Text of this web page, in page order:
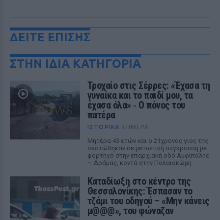
ΔΕΙΤΕ ΕΠΙΣΗΣ
ΣΤΗΝ ΙΔΙΑ ΚΑΤΗΓΟΡΙΑ
Τροχαίο στις Σέρρες: «Έχασα τη
γυναίκα και το παιδί μου, τα
έχασα όλα» ‑ Ο πόνος του
πατέρα
ΙΣΤΟΡΙΚΆ ΣΉΜΕΡΑ
Μητέρα 43 ετών και ο 21χρονος γιος της
σκοτώθηκαν σε μετωπική σύγκρουση με
φορτηγό στην επαρχιακή οδό Αμφίπολης
– Δράμας, κοντά στην Παλαιοκώμη.
Καταδίωξη στο κέντρο της
Θεσσαλονίκης: Έσπασαν το
τζάμι του οδηγού – «Μην κάνεις
μ@@@», του φώναζαν